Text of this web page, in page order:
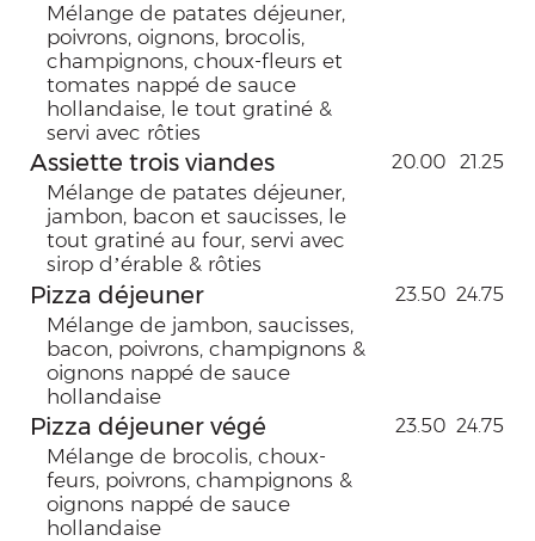
Mélange de patates déjeuner,
poivrons, oignons, brocolis,
champignons, choux-fleurs et
tomates nappé de sauce
hollandaise, le tout gratiné &
servi avec rôties
Assiette trois viandes 20.00 21.25
Mélange de patates déjeuner,
jambon, bacon et saucisses, le
tout gratiné au four, servi avec
sirop d’érable & rôties
Pizza déjeuner 23.50 24.75
Mélange de jambon, saucisses,
bacon, poivrons, champignons &
oignons nappé de sauce
hollandaise
Pizza déjeuner végé 23.50 24.75
Mélange de brocolis, choux-
feurs, poivrons, champignons &
oignons nappé de sauce
hollandaise